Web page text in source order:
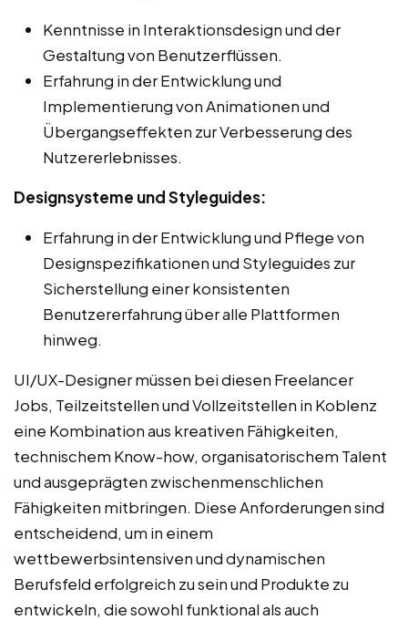
Kenntnisse in Interaktionsdesign und der
Gestaltung von Benutzerflüssen.
Erfahrung in der Entwicklung und
Implementierung von Animationen und
Übergangseffekten zur Verbesserung des
Nutzererlebnisses.
Designsysteme und Styleguides:
Erfahrung in der Entwicklung und Pflege von
Designspezifikationen und Styleguides zur
Sicherstellung einer konsistenten
Benutzererfahrung über alle Plattformen
hinweg.
UI/UX-Designer müssen bei diesen Freelancer
Jobs, Teilzeitstellen und Vollzeitstellen in Koblenz
eine Kombination aus kreativen Fähigkeiten,
technischem Know-how, organisatorischem Talent
und ausgeprägten zwischenmenschlichen
Fähigkeiten mitbringen. Diese Anforderungen sind
entscheidend, um in einem
wettbewerbsintensiven und dynamischen
Berufsfeld erfolgreich zu sein und Produkte zu
entwickeln, die sowohl funktional als auch